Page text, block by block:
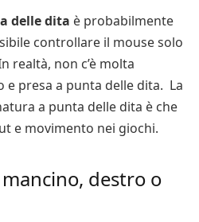
delle dita è probabilmente
controllare il mouse solo
realtà, non c’è molta
presa a punta delle dita. La
a punta delle dita è che
e movimento nei giochi.
destro o